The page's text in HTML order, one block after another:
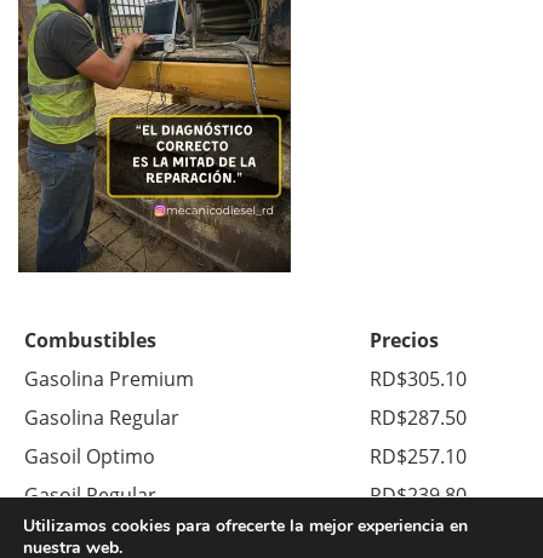
Combustibles
Precios
Gasolina Premium
RD$305.10
Gasolina Regular
RD$287.50
Gasoil Optimo
RD$257.10
Gasoil Regular
RD$239.80
Kerosene
RD$378.00
Utilizamos cookies para ofrecerte la mejor experiencia en
nuestra web.